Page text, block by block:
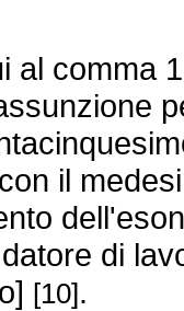
comma
il
di
[10].